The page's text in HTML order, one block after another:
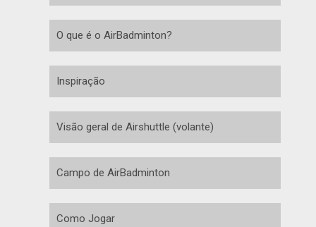
O que é o AirBadminton?
Inspiração
Visão geral de Airshuttle (volante)
Campo de AirBadminton
Como Jogar